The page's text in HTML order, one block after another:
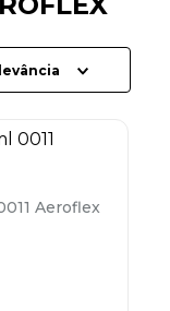
Aeroflex